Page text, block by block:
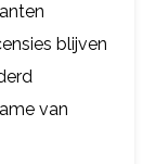
blijven
van